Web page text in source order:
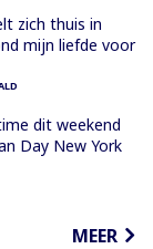
zich thuis in
mijn liefde voor
dit weekend
Day New York
MEER